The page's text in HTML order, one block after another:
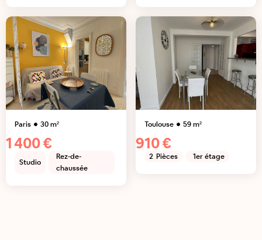
Paris 30m²
1 400 €
Studio
Rez-de-
chaussée
Toulouse 59m²
910 €
2 Pièces 1er étage